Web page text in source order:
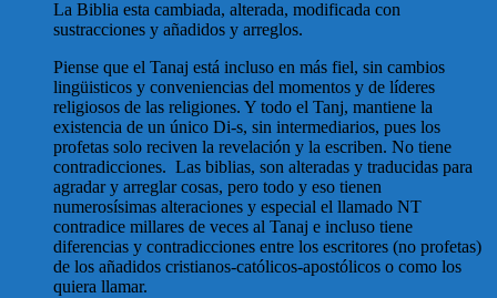
La Biblia esta cambiada, alterada, modificada con
sustracciones y añadidos y arreglos.
Piense que el Tanaj está incluso en más fiel, sin cambios
lingüisticos y conveniencias del momentos y de líderes
religiosos de las religiones. Y todo el Tanj, mantiene la
existencia de un único Di-s, sin intermediarios, pues los
profetas solo reciven la revelación y la escriben. No tiene
contradicciones. Las biblias, son alteradas y traducidas para
agradar y arreglar cosas, pero todo y eso tienen
numerosísimas alteraciones y especial el llamado NT
contradice millares de veces al Tanaj e incluso tiene
diferencias y contradicciones entre los escritores (no profetas)
de los añadidos cristianos-católicos-apostólicos o como los
quiera llamar.